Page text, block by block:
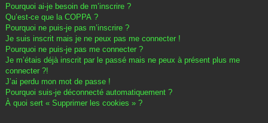
Pourquoi ai-je besoin de m’inscrire ?
Qu’est-ce que la COPPA ?
Pourquoi ne puis-je pas m’inscrire ?
Je suis inscrit mais je ne peux pas me connecter !
Pourquoi ne puis-je pas me connecter ?
Je m’étais déjà inscrit par le passé mais ne peux à présent plus me
connecter ?!
J’ai perdu mon mot de passe !
Pourquoi suis-je déconnecté automatiquement ?
À quoi sert « Supprimer les cookies » ?